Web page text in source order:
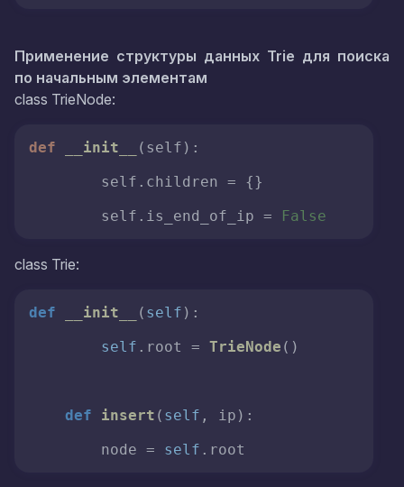
Применение структуры данных Trie для поиска
по начальным элементам
class TrieNode:
def __init__ ( self ):
self.children = {}
self.is_end_of_ip =
False
class Trie:
def __init__ ( self ):
self .root = TrieNode ()
def insert ( self , ip ):
node = self .root